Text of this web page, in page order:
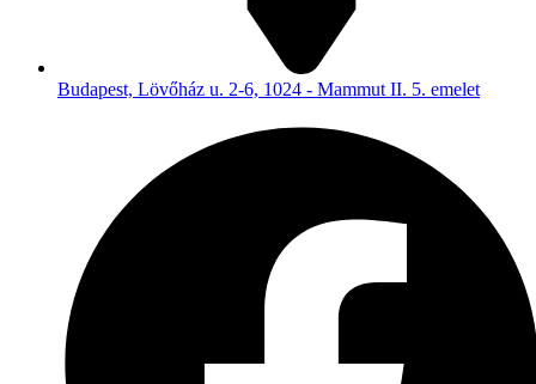
Budapest, Lövőház u. 2-6, 1024 - Mammut II. 5. emelet